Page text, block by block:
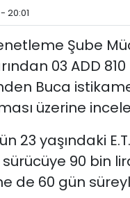
20:01
Şube
03 ADD
Buca
üzerine
23 yaşındaki
sürücüye 90 bin
de 60 gün